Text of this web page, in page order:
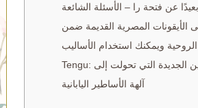
عن فتحة را – الأسئلة الشائعة
الأيقونات المصرية القديمة ضمن
ويمكنك استخدام الأساليب
Tengu: طيور الشياطين الجديدة التي تحولت إلى
آلهة الأساطير اليابانية